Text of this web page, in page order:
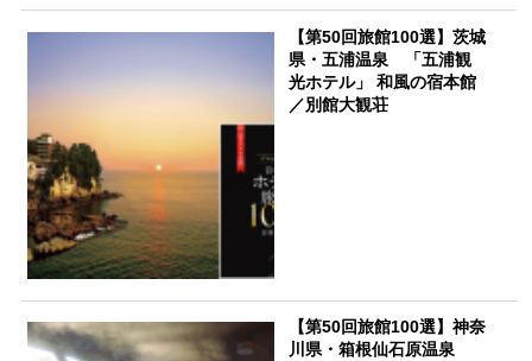
【第50回旅館100選】茨城
県・五浦温泉 「五浦観
光ホテル」 和風の宿本館
／別館大観荘
【第50回旅館100選】神奈
川県・箱根仙石原温泉